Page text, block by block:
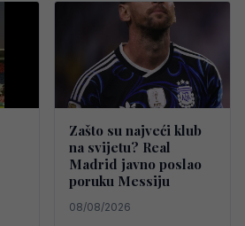
Zašto su najveći klub
na svijetu? Real
Madrid javno poslao
poruku Messiju
08/08/2026